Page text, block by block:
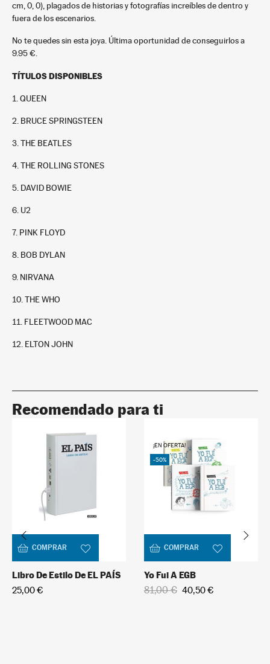
+
In stock
9,95 €
cm, 0, 0), plagados de historias y fotografías increíbles de dentro y
fuera de los escenarios.
No te quedes sin esta joya. Última oportunidad de conseguirlos a
9.95 €.
TÍTULOS DISPONIBLES
1. QUEEN
2. BRUCE SPRINGSTEEN
3. THE BEATLES
4. THE ROLLING STONES
5. DAVID BOWIE
6. U2
7. PINK FLOYD
8. BOB DYLAN
9. NIRVANA
10. THE WHO
11. FLEETWOOD MAC
12. ELTON JOHN
Recomendado para ti
COMPRAR
Libro De Estilo De EL PAÍS
25,00 €
¡EN OFERTA!
-50%
COMPRAR
Yo Fui A EGB
81,00 € 40,50 €